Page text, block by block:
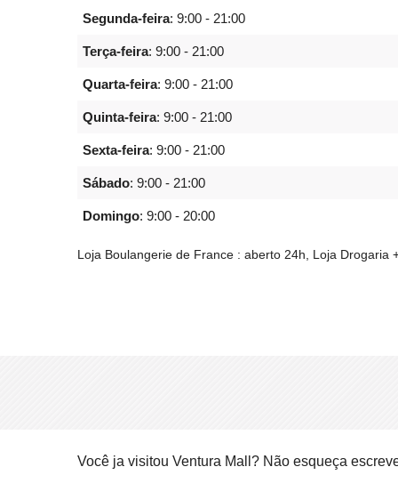
Segunda-feira: 9:00 - 21:00
Terça-feira: 9:00 - 21:00
Quarta-feira: 9:00 - 21:00
Quinta-feira: 9:00 - 21:00
Sexta-feira: 9:00 - 21:00
Sábado: 9:00 - 21:00
Domingo: 9:00 - 20:00
Loja Boulangerie de France : aberto 24h, Loja Drogaria
Você ja visitou Ventura Mall? Não esqueça